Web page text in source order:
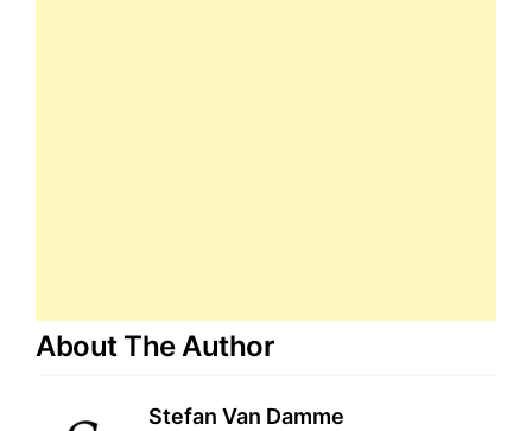
About The Author
Stefan Van Damme